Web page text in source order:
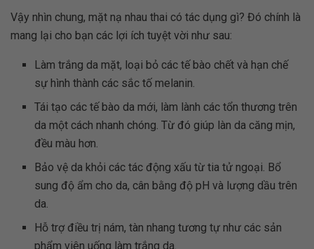
Vậy nhìn chung, mặt nạ nhau thai có tác dụng gì? Đó chính là
mang lại cho bạn các lợi ích tuyệt vời như sau:
Làm trắng da mặt, loại bỏ các tế bào chết và hạn chế
sự hình thành các sắc tố melanin.
Tái tạo các tế bào da mới, làm lành các tổn thương trên
da một cách nhanh chóng. Từ đó giúp làn da căng mịn,
đều màu hơn.
Bảo vệ da khỏi các tác động xấu từ tia tử ngoại. Bổ
sung độ ẩm cho da, cân bằng độ pH và lượng dầu trên
da.
Hỗ trợ điều trị nám, tàn nhang tương tự như các sản
phẩm viên uống làm trắng da.